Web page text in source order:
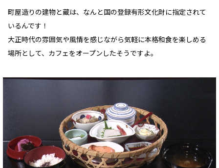
町屋造りの建物と蔵は、なんと国の登録有形文化財に指定されて
いるんです！
大正時代の雰囲気や風情を感じながら気軽に本格和食を楽しめる
場所として、カフェをオープンしたそうですよ。